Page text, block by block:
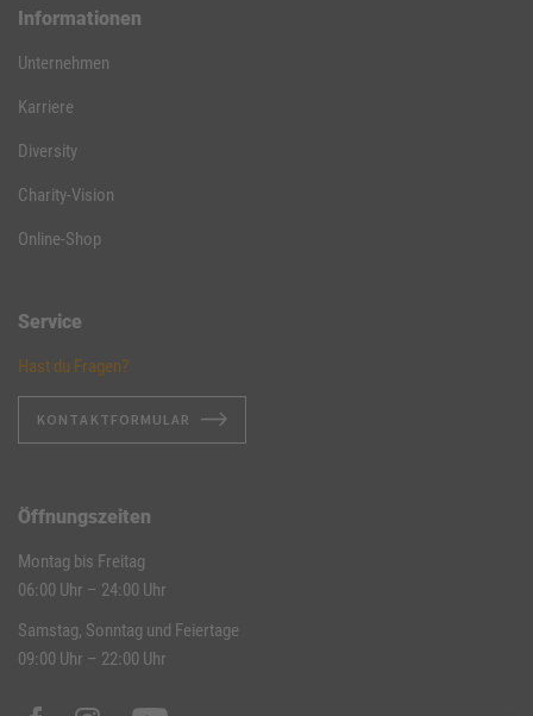
Informationen
Unternehmen
Karriere
Diversity
Charity-Vision
Online-Shop
Service
Hast du Fragen?
KONTAKTFORMULAR
Öffnungszeiten
Montag bis Freitag
06:00 Uhr – 24:00 Uhr
Samstag, Sonntag und Feiertage
09:00 Uhr – 22:00 Uhr